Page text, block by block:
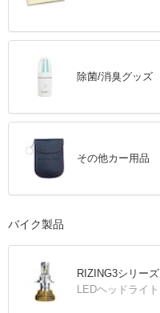
除菌/消臭グッズ
その他カー用品
バイク製品
RIZING3シリーズ
LEDヘッドライト